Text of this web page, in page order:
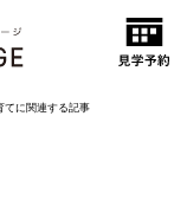
てに関連する記事